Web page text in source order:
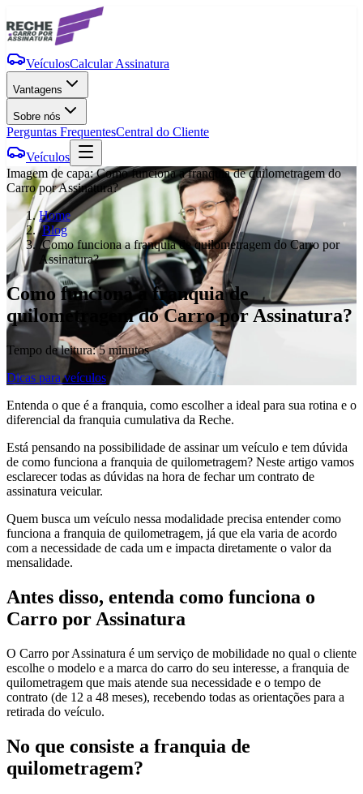
VeículosCalcular Assinatura
Vantagens
Sobre nós
Perguntas FrequentesCentral do Cliente
Veículos
Imagem de capa:Como funciona a franquia de quilometragem do
Carro por Assinatura?
Home
/Blog
/Como funciona a franquia de quilometragem do Carro por
Assinatura?
Como funciona a franquia de
quilometragem do Carro por Assinatura?
Tempo de leitura:5 minutos
Dicas para veículos
Entenda o que é a franquia, como escolher a ideal para sua rotina e o
diferencial da franquia cumulativa da Reche.
Está pensando na possibilidade de assinar um veículo e tem dúvida
de como funciona a franquia de quilometragem? Neste artigo vamos
esclarecer todas as dúvidas na hora de fechar um contrato de
assinatura veicular.
Quem busca um veículo nessa modalidade precisa entender como
funciona a franquia de quilometragem, já que ela varia de acordo
com a necessidade de cada um e impacta diretamente o valor da
mensalidade.
Antes disso, entenda como funciona o
Carro por Assinatura
O Carro por Assinatura é um serviço de mobilidade no qual o cliente
escolhe o modelo e a marca do carro do seu interesse, a franquia de
quilometragem que mais atende sua necessidade e o tempo de
contrato (de 12 a 48 meses), recebendo todas as orientações para a
retirada do veículo.
No que consiste a franquia de
quilometragem?